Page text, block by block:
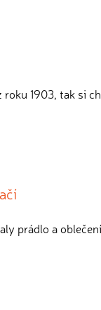
roku 1903, tak si
prádlo a